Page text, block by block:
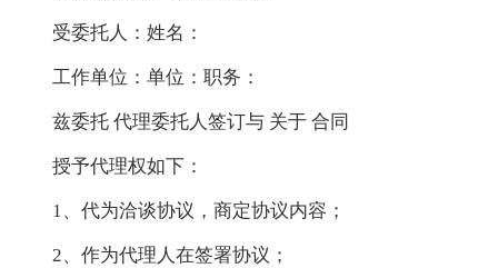
受委托人：姓名：
工作单位：单位：职务：
兹委托 代理委托人签订与 关于 合同
授予代理权如下：
1、代为洽谈协议，商定协议内容；
2、作为代理人在签署协议；